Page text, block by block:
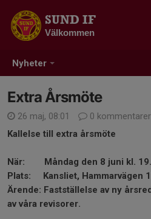
Nyheter
SUND IF
Välkommen
Extra Årsmöte
26 maj, 08:01
0 kommentarer
Kallelse till extra årsmöte
När: Måndag den 8 juni kl.
Plats: Kansliet, Hammarvägen
Ärende: Fastställelse av ny
av våra revisorer.